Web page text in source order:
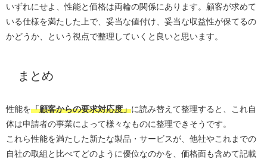
いずれにせよ、性能と価格は両輪の関係にあります。顧客が求めて
いる仕様を満たした上で、妥当な値付け、妥当な収益性が保てるの
かどうか、という視点で整理していくと良いと思います。
まとめ
性能を「顧客からの要求対応度」に読み替えて整理すると、これ自
体は申請者の事業によって様々なものに整理できそうです。
これら性能を満たした新たな製品・サービスが、他社やこれまでの
自社の取組と比べてどのように優位なのかを、価格面も含めて記載